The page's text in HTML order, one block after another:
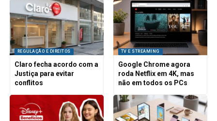
REGULAÇÃO E DIREITOS
Claro fecha acordo com a
Justiça para evitar
conflitos
TV E STREAMING
Google Chrome agora
roda Netflix em 4K, mas
não em todos os PCs